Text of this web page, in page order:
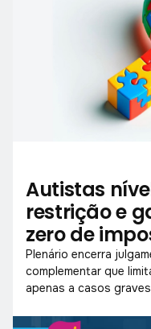
Autistas
restrição e
zero de
Plenário encerra
complementar que
apenas a casos